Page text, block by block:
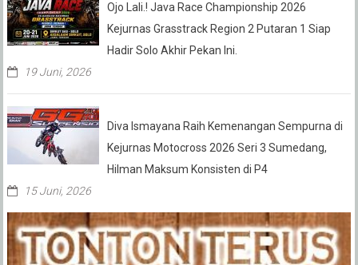
Ojo Lali.! Java Race Championship 2026
Kejurnas Grasstrack Region 2 Putaran 1 Siap
Hadir Solo Akhir Pekan Ini.
19 Juni, 2026
Diva Ismayana Raih Kemenangan Sempurna di
Kejurnas Motocross 2026 Seri 3 Sumedang,
Hilman Maksum Konsisten di P4
15 Juni, 2026